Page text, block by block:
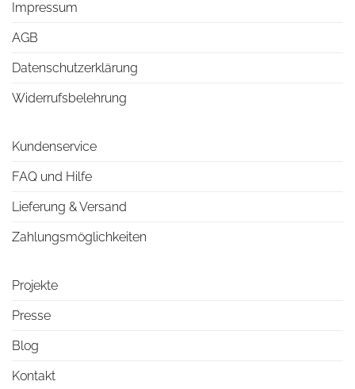
Impressum
AGB
Datenschutzerklärung
Widerrufsbelehrung
Kundenservice
FAQ und Hilfe
Lieferung & Versand
Zahlungsmöglichkeiten
Projekte
Presse
Blog
Kontakt